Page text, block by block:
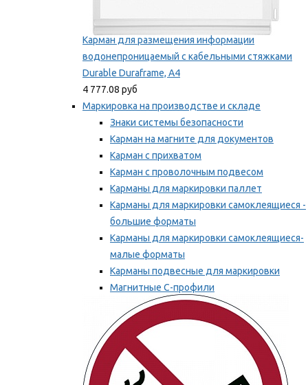
Карман для размещения информации
водонепроницаемый с кабельными стяжками
Durable Duraframe, А4
4 777.08 руб
Маркировка на производстве и складе
Знаки системы безопасности
Карман на магните для документов
Карман с прихватом
Карман с проволочным подвесом
Карманы для маркировки паллет
Карманы для маркировки самоклеящиеся -
большие форматы
Карманы для маркировки самоклеящиеся-
малые форматы
Карманы подвесные для маркировки
Магнитные С-профили
Напольная маркировка
Мы рекомендуем